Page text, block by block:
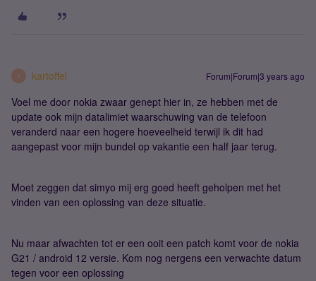
K kartoffel Forum|Forum|3 years ago
Voel me door nokia zwaar genept hier in, ze hebben met de
update ook mijn datalimiet waarschuwing van de telefoon
veranderd naar een hogere hoeveelheid terwijl ik dit had
aangepast voor mijn bundel op vakantie een half jaar terug.
Moet zeggen dat simyo mij erg goed heeft geholpen met het
vinden van een oplossing van deze situatie.
Nu maar afwachten tot er een ooit een patch komt voor de nokia
G21 / android 12 versie. Kom nog nergens een verwachte datum
tegen voor een oplossing